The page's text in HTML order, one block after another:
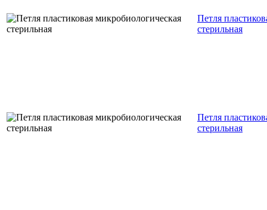
Петля
стерильная
Петля
стерильная